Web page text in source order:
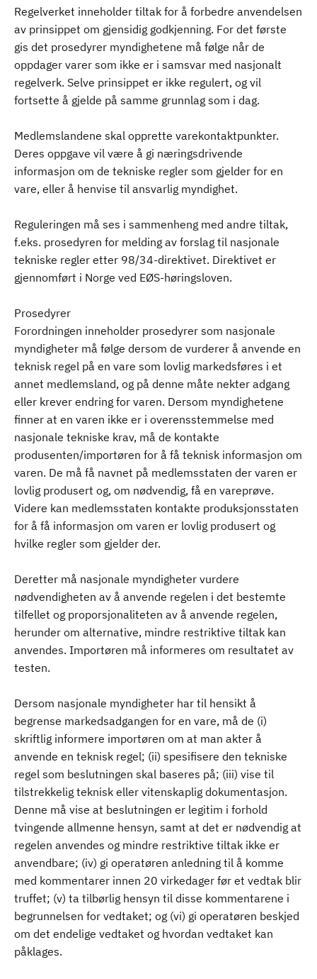
Regelverket inneholder tiltak for å forbedre anvendelsen
av prinsippet om gjensidig godkjenning. For det første
gis det prosedyrer myndighetene må følge når de
oppdager varer som ikke er i samsvar med nasjonalt
regelverk. Selve prinsippet er ikke regulert, og vil
fortsette å gjelde på samme grunnlag som i dag.
Medlemslandene skal opprette varekontaktpunkter.
Deres oppgave vil være å gi næringsdrivende
informasjon om de tekniske regler som gjelder for en
vare, eller å henvise til ansvarlig myndighet.
Reguleringen må ses i sammenheng med andre tiltak,
f.eks. prosedyren for melding av forslag til nasjonale
tekniske regler etter 98/34-direktivet. Direktivet er
gjennomført i Norge ved EØS-høringsloven.
Prosedyrer
Forordningen inneholder prosedyrer som nasjonale
myndigheter må følge dersom de vurderer å anvende en
teknisk regel på en vare som lovlig markedsføres i et
annet medlemsland, og på denne måte nekter adgang
eller krever endring for varen. Dersom myndighetene
finner at en varen ikke er i overensstemmelse med
nasjonale tekniske krav, må de kontakte
produsenten/importøren for å få teknisk informasjon om
varen. De må få navnet på medlemsstaten der varen er
lovlig produsert og, om nødvendig, få en vareprøve.
Videre kan medlemsstaten kontakte produksjonsstaten
for å få informasjon om varen er lovlig produsert og
hvilke regler som gjelder der.
Deretter må nasjonale myndigheter vurdere
nødvendigheten av å anvende regelen i det bestemte
tilfellet og proporsjonaliteten av å anvende regelen,
herunder om alternative, mindre restriktive tiltak kan
anvendes. Importøren må informeres om resultatet av
testen.
Dersom nasjonale myndigheter har til hensikt å
begrense markedsadgangen for en vare, må de (i)
skriftlig informere importøren om at man akter å
anvende en teknisk regel; (ii) spesifisere den tekniske
regel som beslutningen skal baseres på; (iii) vise til
tilstrekkelig teknisk eller vitenskaplig dokumentasjon.
Denne må vise at beslutningen er legitim i forhold
tvingende allmenne hensyn, samt at det er nødvendig at
regelen anvendes og mindre restriktive tiltak ikke er
anvendbare; (iv) gi operatøren anledning til å komme
med kommentarer innen 20 virkedager før et vedtak blir
truffet; (v) ta tilbørlig hensyn til disse kommentarene i
begrunnelsen for vedtaket; og (vi) gi operatøren beskjed
om det endelige vedtaket og hvordan vedtaket kan
påklages.